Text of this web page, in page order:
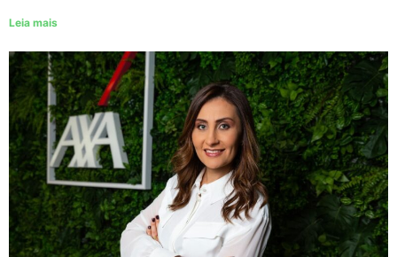
Leia mais